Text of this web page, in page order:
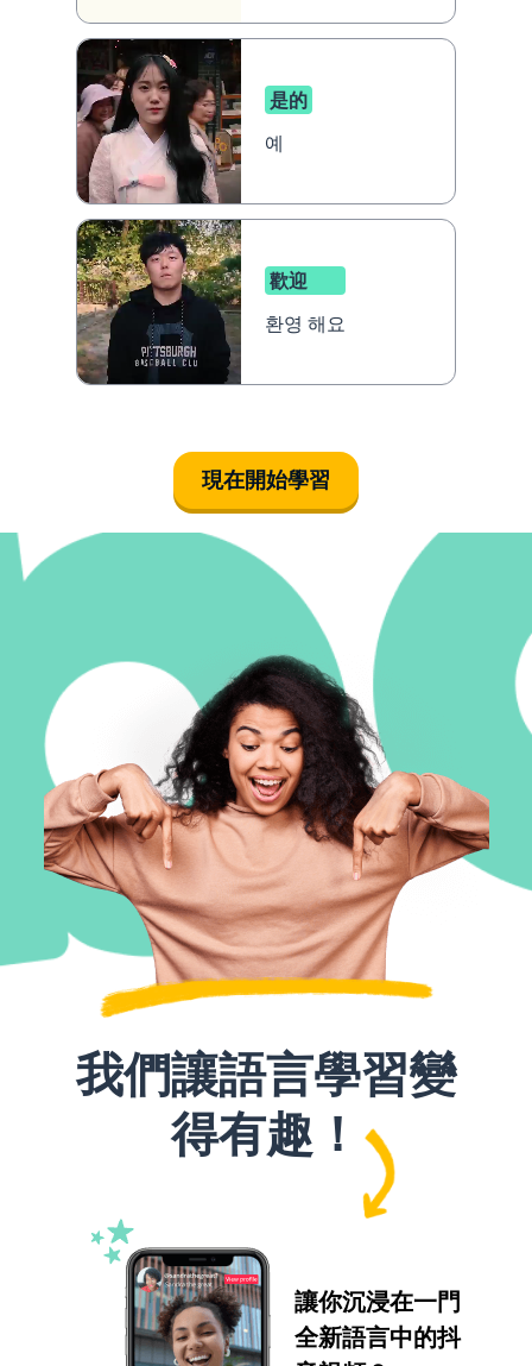
是的
예
歡迎
환영 해요
現在開始學習
我們讓語言學習變
得有趣！
讓你沉浸在一門
全新語言中的抖